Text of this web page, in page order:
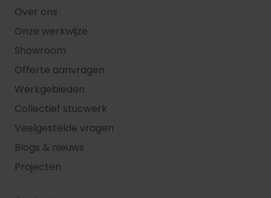
Over ons
Onze werkwijze
Showroom
Offerte aanvragen
Werkgebieden
Collectief stucwerk
Veelgestelde vragen
Blogs & nieuws
Projecten